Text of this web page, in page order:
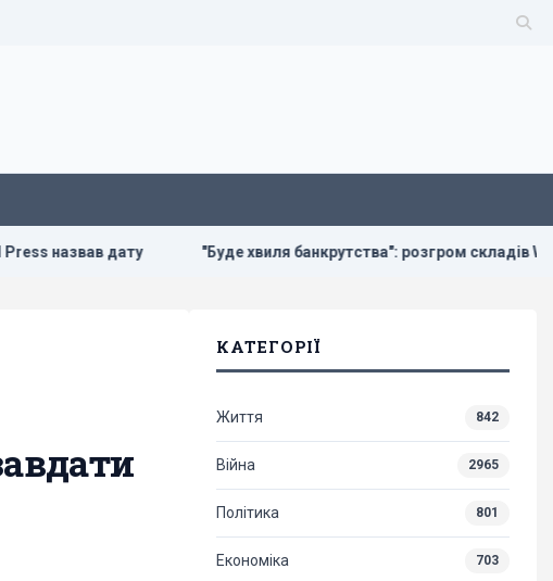
"Буде хвиля банкрутства": розгром складів Wildberries
КАТЕГОРІЇ
Життя 842
Війна 2965
Політика 801
Економіка 703